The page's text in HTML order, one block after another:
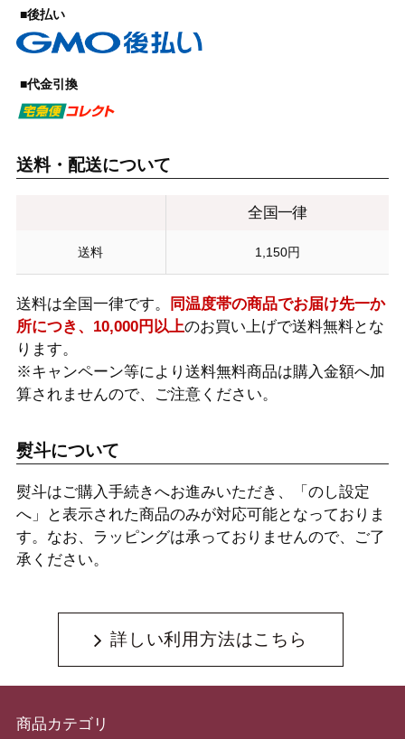
■後払い
■代金引換
送料・配送について
全国一律
送料 1,150円
送料は全国一律です。
同温度帯の商品でお届け先一か
所につき、10,000円以上のお買い上げで送料無料とな
ります。
※キャンペーン等により送料無料商品は購入金額へ加
算されませんので、ご注意ください。
熨斗について
熨斗はご購入手続きへお進みいただき、「のし設定
へ」と表示された商品のみが対応可能となっておりま
す。なお、ラッピングは承っておりませんので、ご了
承ください。
詳しい利用方法はこちら
商品カテゴリ